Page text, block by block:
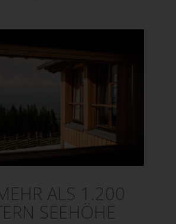
ALS 1.200
SEEHÖHE